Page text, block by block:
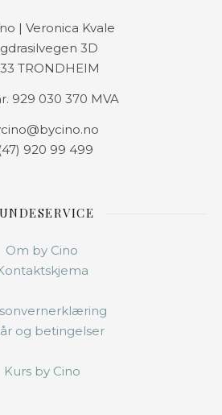
| Veronica Kvale
3D
TRONDHEIM
929 030 370 MVA
920 99 499
Om by Cino
og betingelser
Kurs by Cino